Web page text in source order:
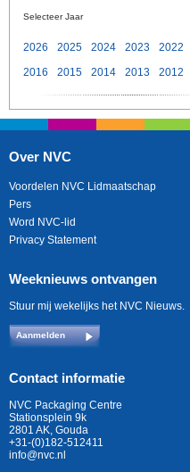
Selecteer Jaar
2026 2025 2024 2023 2022
2016
2015 2014 2013 2012
Over NVC
Voordelen NVC Lidmaatschap
Pers
Word NVC-lid
Privacy Statement
Weeknieuws ontvangen
Stuur mij wekelijks het NVC Nieuws.
Aanmelden
Contact informatie
NVC Packaging Centre
Stationsplein 9k
2801 AK, Gouda
+31-(0)182-512411
info@nvc.nl